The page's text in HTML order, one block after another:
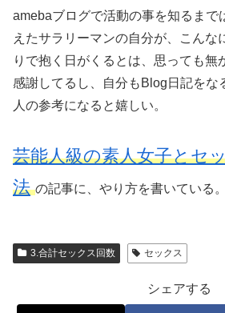
amebaブログで活動の事を知るまで
えたサラリーマンの自分が、こんな
りで抱く日がくるとは、思っても
感謝してるし、自分もBlog日記をな
人の参考になると嬉しい。
芸能人級の素人女子とセ
法 の記事に、やり方を書いている。
3.合計セックス回数 セックス
シェアする